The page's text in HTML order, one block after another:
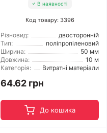
В наявності
Код товару: 3396
Різновид:
двосторонній
Тип:
поліпропіленовий
Ширина:
50 мм
Довжина:
10 м
Категорія:
Витратні матеріали
64.62 грн
До кошика